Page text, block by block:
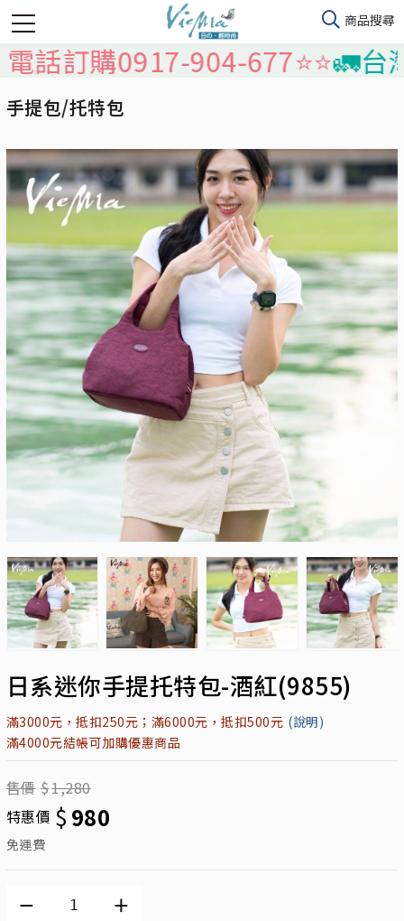
0917-904-677⭐️⭐️🚛台灣本島
手提包/托特包
日系迷你手提托特包-酒紅(9855)
滿3000元，抵扣250元；滿6000元，抵扣500元 (說明)
滿4000元結帳可加購優惠商品
售價 $1,280
特惠價 $ 980
免運費